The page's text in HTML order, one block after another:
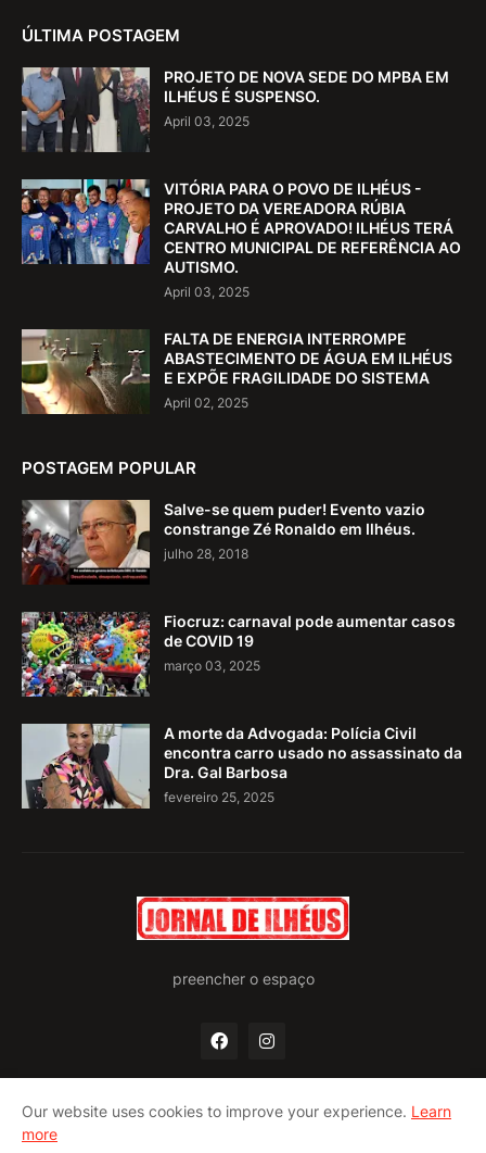
ÚLTIMA POSTAGEM
PROJETO DE NOVA SEDE DO MPBA EM
ILHÉUS É SUSPENSO.
April 03, 2025
VITÓRIA PARA O POVO DE ILHÉUS -
PROJETO DA VEREADORA RÚBIA
CARVALHO É APROVADO! ILHÉUS TERÁ
CENTRO MUNICIPAL DE REFERÊNCIA AO
AUTISMO.
April 03, 2025
FALTA DE ENERGIA INTERROMPE
ABASTECIMENTO DE ÁGUA EM ILHÉUS
E EXPÕE FRAGILIDADE DO SISTEMA
April 02, 2025
POSTAGEM POPULAR
Salve-se quem puder! Evento vazio
constrange Zé Ronaldo em Ilhéus.
julho 28, 2018
Fiocruz: carnaval pode aumentar casos
de COVID 19
março 03, 2025
A morte da Advogada: Polícia Civil
encontra carro usado no assassinato da
Dra. Gal Barbosa
fevereiro 25, 2025
preencher o espaço
Home
Our website uses cookies to improve your experience. Learn
more